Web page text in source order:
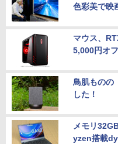
色彩美で映
マウス、
5,000円オ
鳥肌ものの
した！
メモリ
yzen搭載